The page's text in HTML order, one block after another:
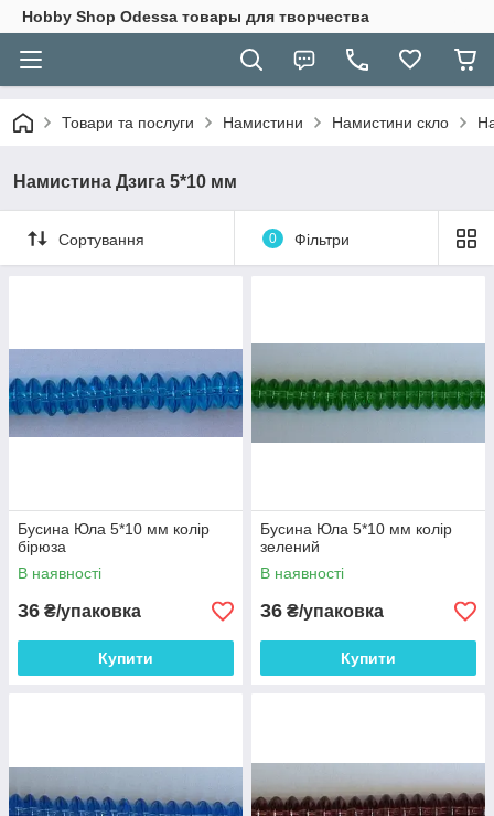
Hobbу Shop Odessa товары для творчества
Товари та послуги Намистини Намистини скло
Намистина Дзига 5*10 мм
Сортування 0 Фільтри
Бусина Юла 5*10 мм колір
бірюза
В наявності
36 ₴/упаковка
Купити
Бусина Юла 5*10 мм колір
зелений
В наявності
36 ₴/упаковка
Купити